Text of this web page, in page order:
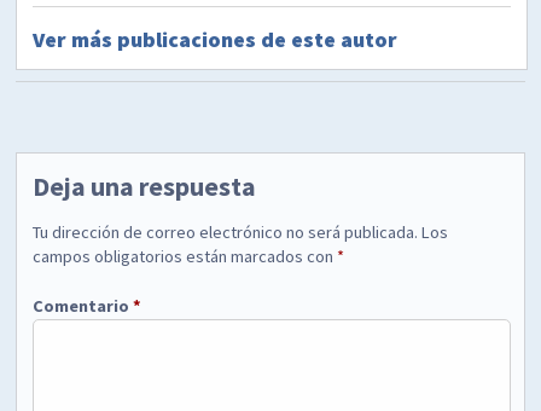
Ver más publicaciones de este autor
Deja una respuesta
Tu dirección de correo electrónico no será publicada. Los
campos obligatorios están marcados con *
Comentario*